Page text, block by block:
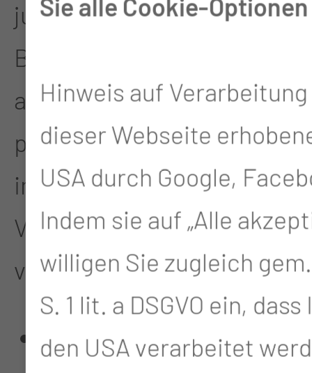
juristische Person,
Behörde, Einrichtung oder
andere Stelle, der
personenbezogene Daten
im Auftrag des
Verantwortlichen
verarbeitet.
Empfänger
Sie alle Cookie-
Hinweis auf
dieser Webseite
USA durch Google,
Indem sie auf „Alle
willigen Sie zugleich
S. 1 lit. a DSGVO ein,
den USA verarbeitet